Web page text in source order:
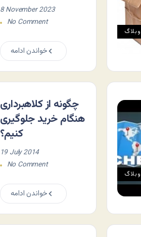
8 November 2023
No Comment
خواندن ادامه
وبلاگ
چگونه از کلاهبرداری
هنگام خرید جلوگیری
کنیم؟
19 July 2014
No Comment
خواندن ادامه
وبلاگ